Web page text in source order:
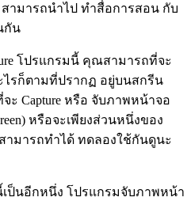
สามารถนำไป ทำสื่อการสอน กับ
กัน
โปรแกรมนี้ คุณสามารถที่จะ
ไรก็ตามที่ปรากฏ อยู่บนสกรีน
Capture หรือ จับภาพหน้าจอ
หรือจะเพียงส่วนหนึ่งของ
สามารถทำได้ ทดลองใช้กันดูนะ
นี้เป็นอีกหนึ่ง โปรแกรมจับภาพหน้า